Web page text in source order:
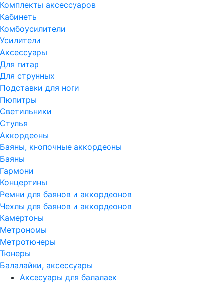
Комплекты аксессуаров
Кабинеты
Комбоусилители
Усилители
Аксессуары
Для гитар
Для струнных
Подставки для ноги
Пюпитры
Светильники
Стулья
Аккордеоны
Баяны, кнопочные аккордеоны
Баяны
Гармони
Концертины
Ремни для баянов и аккордеонов
Чехлы для баянов и аккордеонов
Камертоны
Метрономы
Метротюнеры
Тюнеры
Балалайки, аксессуары
Аксесуары для балалаек